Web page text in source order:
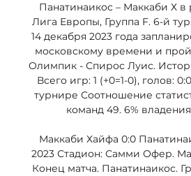
Панатинаикос – Маккаби Х в
Лига Европы, Группа F. 6-й
14 декабря 2023 года
московскому времени и
Олимпик - Спирос Луис.
Всего игр: 1 (+0=1-0), голов:
турнире Соотношение
команд 49. 6%
Маккаби Хайфа 0:0
2023 Стадион: Самми Офер.
Конец матча. Панатинаикос.